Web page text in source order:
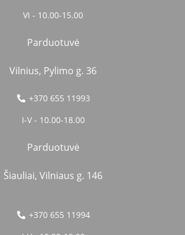
VI - 10.00-15.00
Parduotuvė
Vilnius, Pylimo g. 36
+370 655 11993
I-V - 10.00-18.00
Parduotuvė
Šiauliai, Vilniaus g. 146
+370 655 11994